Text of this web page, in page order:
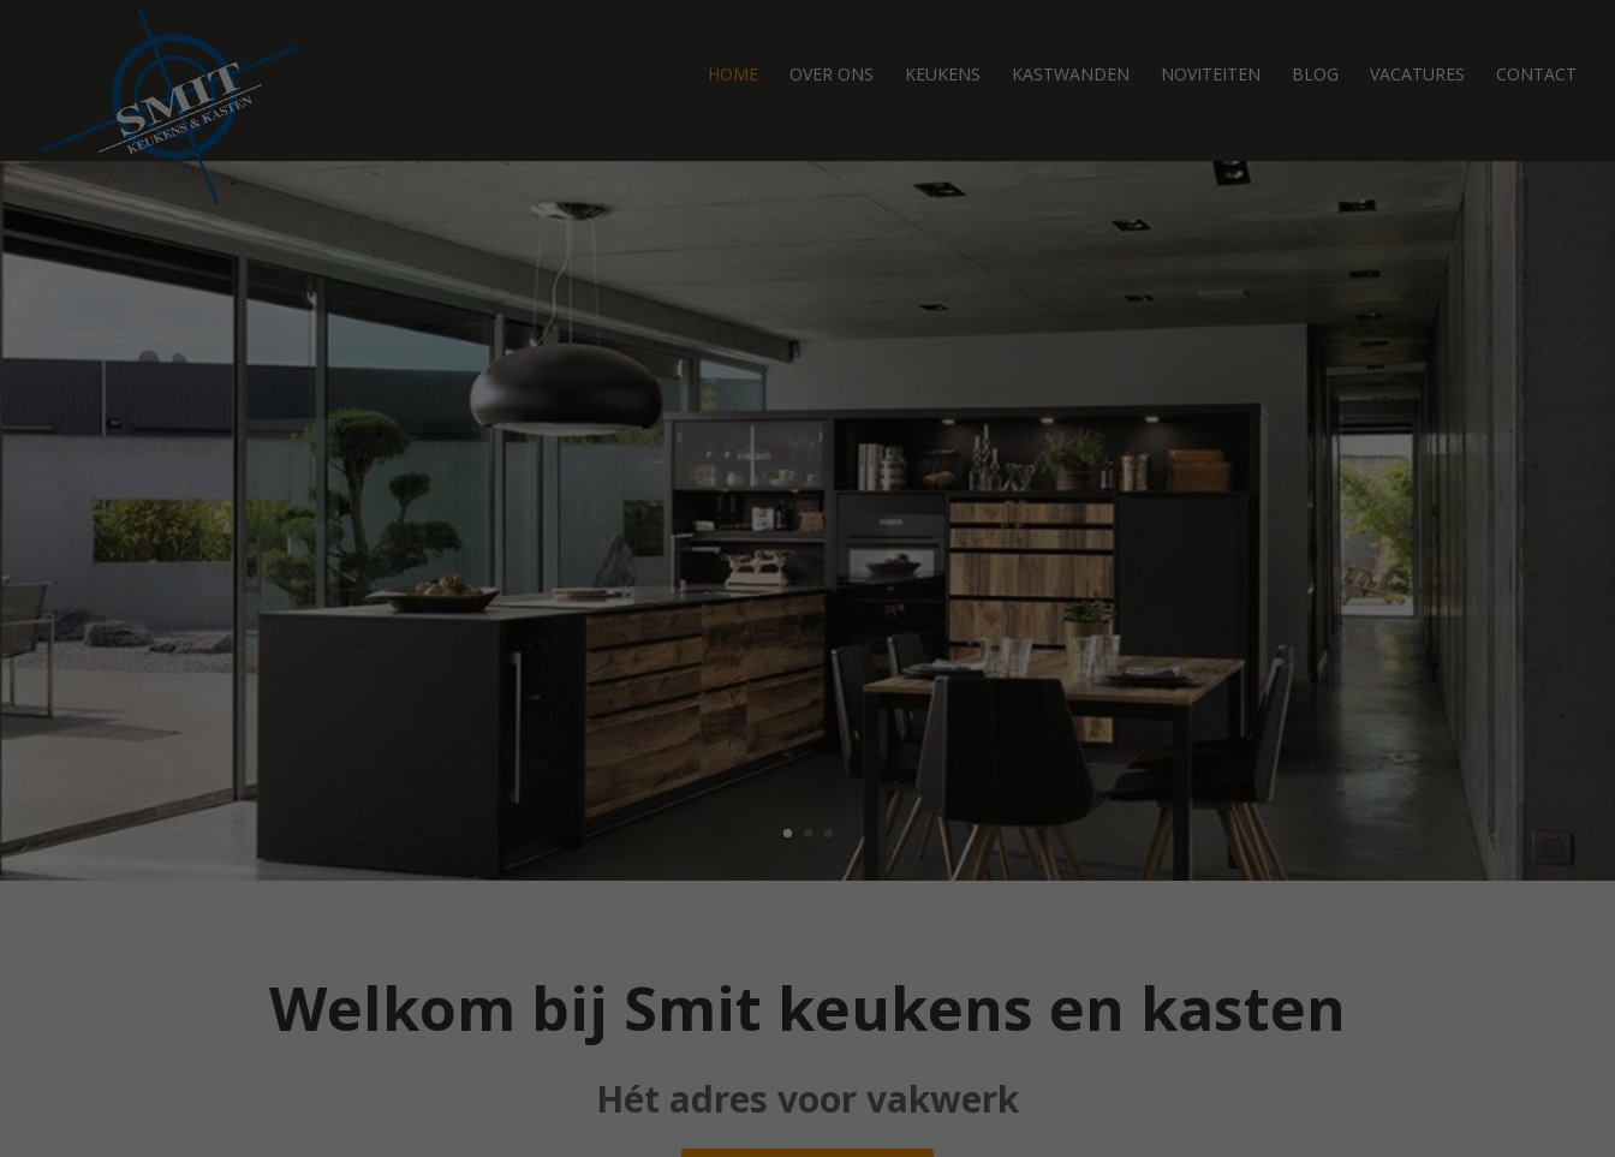
HOME OVER ONS KEUKENS KASTWANDEN NOVITEITEN BLOG VACATURES CONTACT
Welkom bij Smit keukens en kasten
Hét adres voor vakwerk